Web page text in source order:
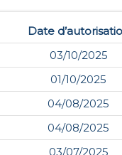
Date
03/10/2025
01/10/2025
04/08/2025
04/08/2025
03/07/2025